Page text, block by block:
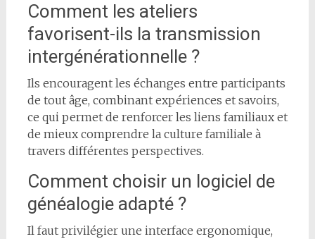
Comment les ateliers
favorisent-ils la transmission
intergénérationnelle ?
Ils encouragent les échanges entre participants
de tout âge, combinant expériences et savoirs,
ce qui permet de renforcer les liens familiaux et
de mieux comprendre la culture familiale à
travers différentes perspectives.
Comment choisir un logiciel de
généalogie adapté ?
Il faut privilégier une interface ergonomique,